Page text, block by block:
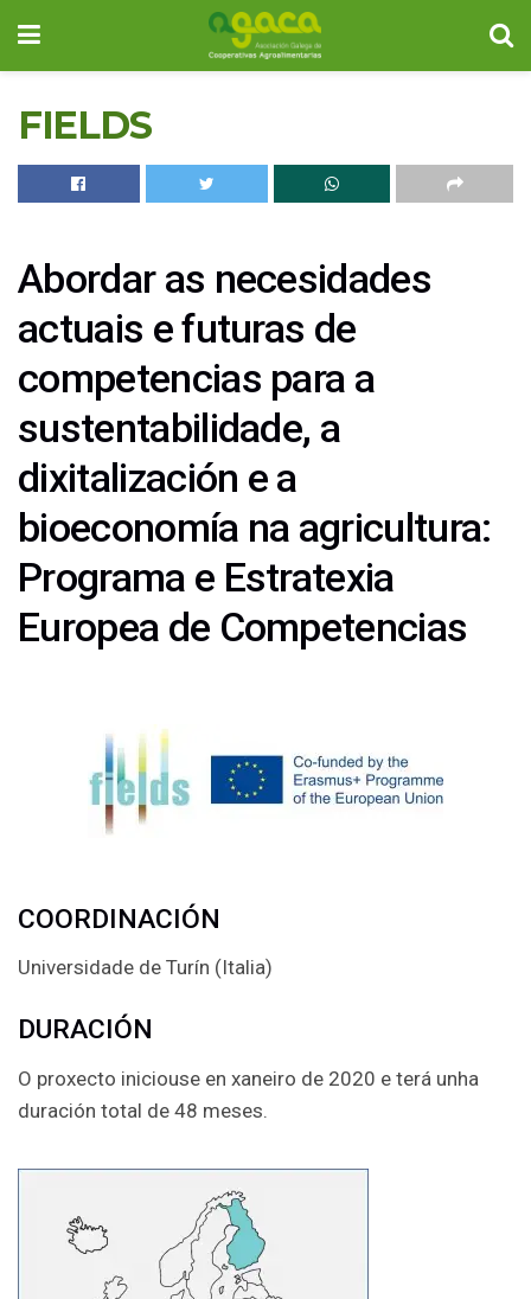
FIELDS
Abordar as necesidades
actuais e futuras de
competencias para a
sustentabilidade, a
dixitalización e a
bioeconomía na agricultura:
Programa e Estratexia
Europea de Competencias
COORDINACIÓN
Universidade de Turín (Italia)
DURACIÓN
O proxecto iniciouse en xaneiro de 2020 e terá unha
duración total de 48 meses.